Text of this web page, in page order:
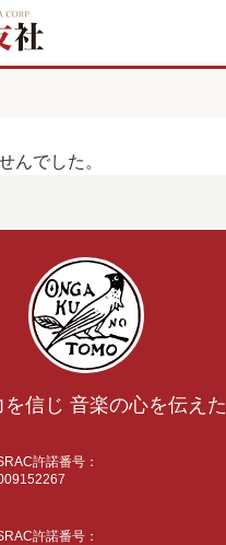
んでした。
信じ 音楽の心を伝え
許諾番号：
許諾番号：